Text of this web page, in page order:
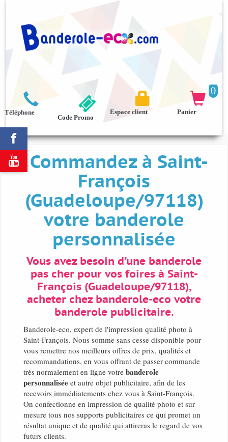



Téléphone
0

Panier

Espace client
Code Promo
Commandez à Saint-
François
(Guadeloupe/97118)
votre banderole
personnalisée
Vous avez besoin d'une banderole
pas cher pour vos foires à Saint-
François (Guadeloupe/97118),
acheter chez banderole-eco votre
banderole publicitaire.
Banderole-eco, expert de l'impression qualité photo à
Saint-François. Nous somme sans cesse disponible pour
vous remettre nos meilleurs offres de prix, qualités et
recommandations, en vous offrant de passer commande
très normalement en ligne votre banderole
personnalisée et autre objet publicitaire, afin de les
recevoirs immédiatements chez vous à Saint-François.
On confectionne en impression de qualité photo et sur
mesure tous nos supports publicitaires ce qui promet un
résultat unique et de qualité qui attireras le regard de vos
futurs clients.